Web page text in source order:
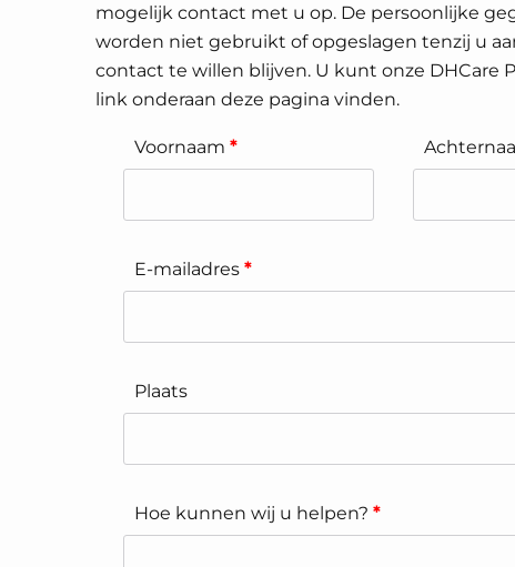
mogelijk contact met u op. De persoonlijke
worden niet gebruikt of opgeslagen tenzij u
contact te willen blijven. U kunt onze DHCare
link onderaan deze pagina vinden.
Voornaam*
E-mailadres*
Plaats
Hoe kunnen wij u helpen?*